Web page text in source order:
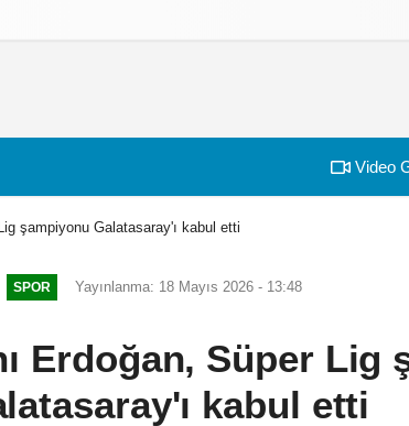
Video
şampiyonu Galatasaray'ı kabul etti
SPOR Yayınlanma: 18 Mayıs 2026 - 13:48
Erdoğan, Süper Lig
kabul etti